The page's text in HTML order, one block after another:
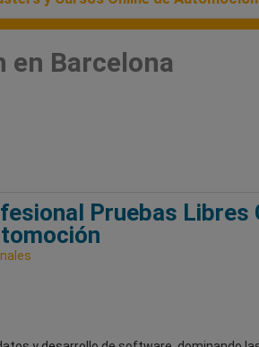
en Barcelona
Pruebas Libres